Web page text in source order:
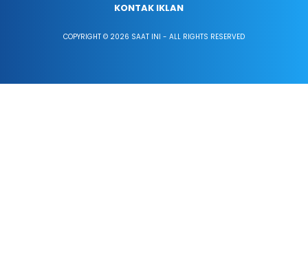
KONTAK IKLAN
COPYRIGHT © 2026 SAAT INI - ALL RIGHTS RESERVED